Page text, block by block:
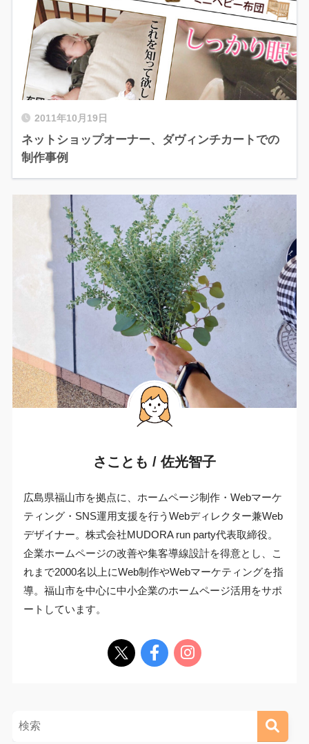
2011年10月19日
ネットショップオーナー、ダヴィンチカートでの
制作事例
さことも / 佐光智子
広島県福山市を拠点に、ホームページ制作・Webマーケ
ティング・SNS運用支援を行うWebディレクター兼Web
デザイナー。株式会社MUDORA run party代表取締役。
企業ホームページの改善や集客導線設計を得意とし、こ
れまで2000名以上にWeb制作やWebマーケティングを指
導。福山市を中心に中小企業のホームページ活用をサポ
ートしています。